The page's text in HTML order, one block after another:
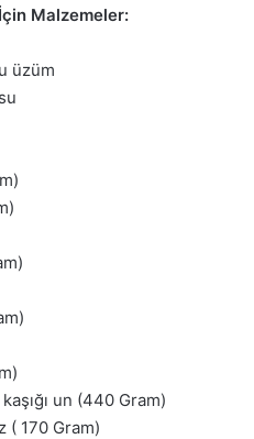
Malzemeler:
üzüm
un (440 Gram)
( 170 Gram)